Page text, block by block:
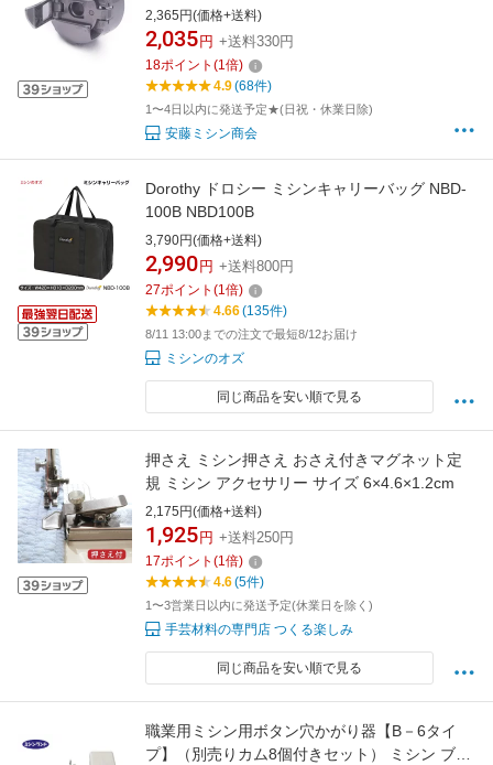
発送OK】
2,365円(価格+送料)
2,035 円 +送料330円
18ポイント (1倍)
4.9(68件)
1〜4日以内に発送予定★(日祝・休業日除)
安藤ミシン商会
Dorothy ドロシー ミシンキャリーバッグ NBD-
100B NBD100B
3,790円(価格+送料)
2,990 円 +送料800円
27ポイント (1倍)
4.66(135件)
8/11 13:00までの注文で最短8/12お届け
ミシンのオズ
同じ商品を安い順で見る
押さえ ミシン押さえ おさえ付きマグネット定
規 ミシン アクセサリー サイズ 6×4.6×1.2cm
2,175円(価格+送料)
1,925 円 +送料250円
17ポイント (1倍)
4.6(5件)
1〜3営業日以内に発送予定(休業日を除く)
手芸材料の専門店 つくる楽しみ
同じ商品を安い順で見る
職業用ミシン用ボタン穴かがり器【B－6タイ
プ】（別売りカム8個付きセット） ミシン ブラ